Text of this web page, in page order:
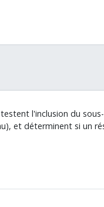
l'inclusion du sous-
et déterminent si un